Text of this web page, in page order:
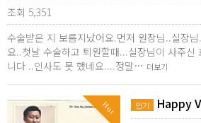
조회 5,351
수술받은 지 보름지났어요.먼저 원장님..실장
요..첫날 수술하고 퇴원할때...실장님이 사주신
니다 ..인사도 못 했네요....정말… 더보기
Hot 인기 Happy